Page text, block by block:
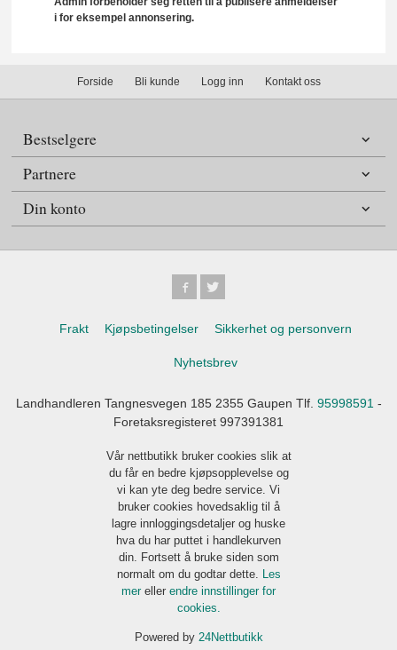
i for eksempel annonsering.
Forside Bli kunde Logg inn Kontakt oss
Bestselgere
Partnere
Din konto
Frakt Kjøpsbetingelser Sikkerhet og personvern
Nyhetsbrev
Landhandleren Tangnesvegen 185 2355 Gaupen Tlf. 95998591 -
Foretaksregisteret 997391381
Vår nettbutikk bruker cookies slik at
du får en bedre kjøpsopplevelse og
vi kan yte deg bedre service. Vi
bruker cookies hovedsaklig til å
lagre innloggingsdetaljer og huske
hva du har puttet i handlekurven
din. Fortsett å bruke siden som
normalt om du godtar dette. Les
mer eller endre innstillinger for
cookies.
Powered by 24Nettbutikk